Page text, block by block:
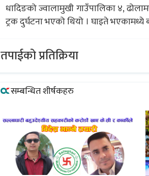
धादिङको ज्वालामुखी गाउँपालिका ४,
ट्रक दुर्घटना भएको थियो । घाइते
तपाईको प्रतिक्रिया
सम्बन्धित शीर्षकहरु